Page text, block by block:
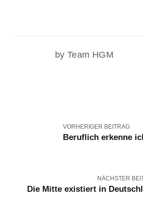
by Team HGM
VORHERIGER BEITRAG
Beruflich erkenne
NÄCHSTER
Die Mitte existiert in